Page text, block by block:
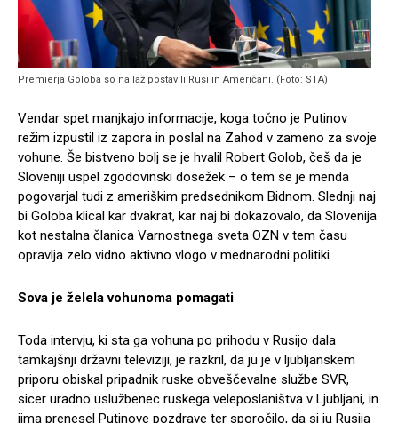
Premierja Goloba so na laž postavili Rusi in Američani. (Foto: STA)
Vendar spet manjkajo informacije, koga točno je Putinov
režim izpustil iz zapora in poslal na Zahod v zameno za svoje
vohune. Še bistveno bolj se je hvalil Robert Golob, češ da je
Sloveniji uspel zgodovinski dosežek – o tem se je menda
pogovarjal tudi z ameriškim predsednikom Bidnom. Slednji naj
bi Goloba klical kar dvakrat, kar naj bi dokazovalo, da Slovenija
kot nestalna članica Varnostnega sveta OZN v tem času
opravlja zelo vidno aktivno vlogo v mednarodni politiki.
Sova je želela vohunoma pomagati
Toda intervju, ki sta ga vohuna po prihodu v Rusijo dala
tamkajšnji državni televiziji, je razkril, da ju je v ljubljanskem
priporu obiskal pripadnik ruske obveščevalne službe SVR,
sicer uradno uslužbenec ruskega veleposlaništva v Ljubljani, in
jima prenesel Putinove pozdrave ter sporočilo, da si ju Rusija